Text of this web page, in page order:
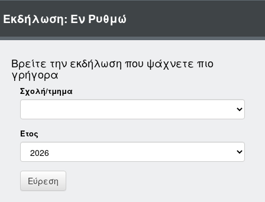
Εκδήλωση: Εν Ρυθμώ
Βρείτε την εκδήλωση που ψάχνετε πιο
γρήγορα
Σχολή/τμημα
Έτος